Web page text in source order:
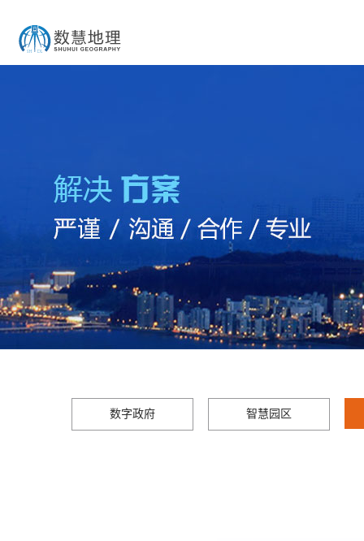
数字政府 智慧园区